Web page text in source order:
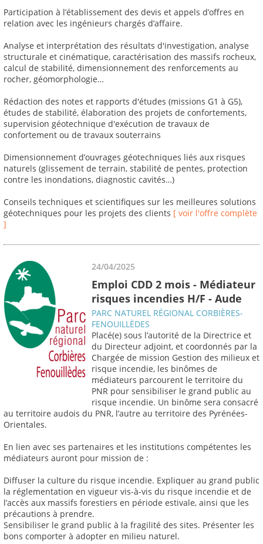
Participation à l’établissement des devis et appels d’offres en
relation avec les ingénieurs chargés d’affaire.
Analyse et interprétation des résultats d'investigation, analyse
structurale et cinématique, caractérisation des massifs rocheux,
calcul de stabilité, dimensionnement des renforcements au
rocher, géomorphologie…
Rédaction des notes et rapports d'études (missions G1 à G5),
études de stabilité, élaboration des projets de confortements,
supervision géotechnique d'exécution de travaux de
confortement ou de travaux souterrains
Dimensionnement d’ouvrages géotechniques liés aux risques
naturels (glissement de terrain, stabilité de pentes, protection
contre les inondations, diagnostic cavités…)
Conseils techniques et scientifiques sur les meilleures solutions
géotechniques pour les projets des clients [ voir l'offre complète
]
24/04/2025
Emploi CDD 2 mois - Médiateur
risques incendies H/F - Aude
PARC NATUREL RÉGIONAL CORBIÈRES-
FENOUILLÈDES
Placé(e) sous l’autorité de la Directrice et
du Directeur adjoint, et coordonnés par la
Chargée de mission Gestion des milieux et
risque incendie, les binômes de
médiateurs parcourent le territoire du
PNR pour sensibiliser le grand public au
risque incendie. Un binôme sera consacré
au territoire audois du PNR, l’autre au territoire des Pyrénées-
Orientales.
En lien avec ses partenaires et les institutions compétentes les
médiateurs auront pour mission de :
Diffuser la culture du risque incendie. Expliquer au grand public
la réglementation en vigueur vis-à-vis du risque incendie et de
l’accès aux massifs forestiers en période estivale, ainsi que les
précautions à prendre.
Sensibiliser le grand public à la fragilité des sites. Présenter les
bons comporter à adopter en milieu naturel.